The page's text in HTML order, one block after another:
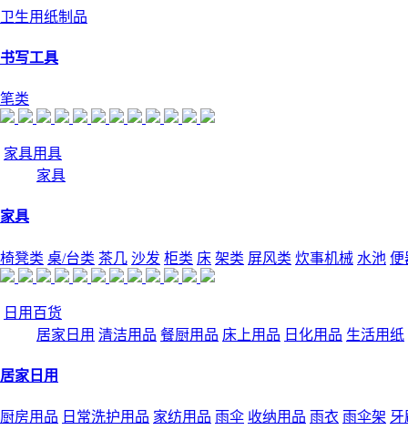
卫生用纸制品
书写工具
笔类
家具用具
家具
家具
椅凳类 桌/台类 茶几 沙发 柜类 床 架类 屏风类 炊事机械 水池 便
日用百货
居家日用 清洁用品 餐厨用品 床上用品 日化用品 生活用纸
居家日用
厨房用品 日常洗护用品 家纺用品 雨伞 收纳用品 雨衣 雨伞架 牙